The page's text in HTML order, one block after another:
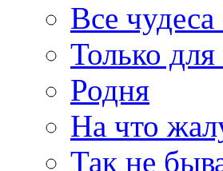
Все чудеса
Только
Родня
На что
Так не